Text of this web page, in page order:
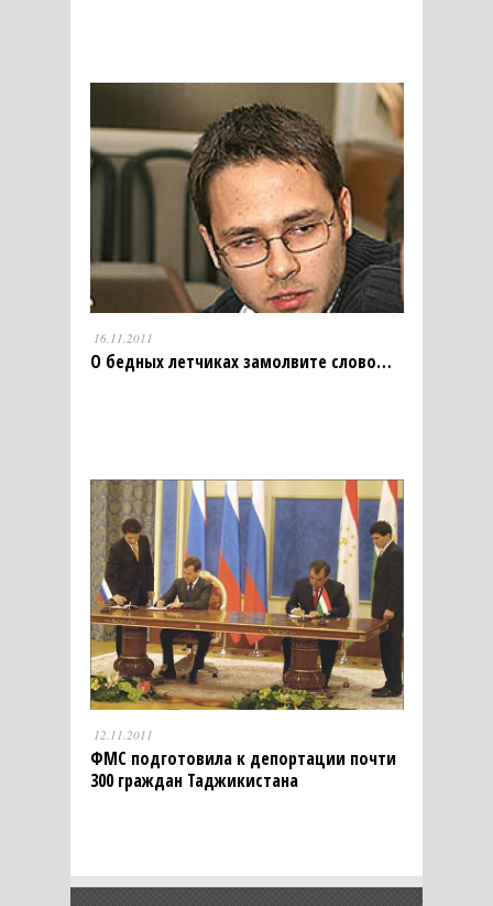
16.11.2011
О бедных летчиках замолвите слово…
12.11.2011
ФМС подготовила к депортации почти
300 граждан Таджикистана